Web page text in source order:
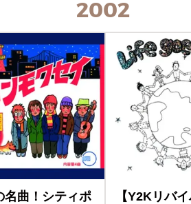
2002
名曲！シティポ
【Y2Kリバ